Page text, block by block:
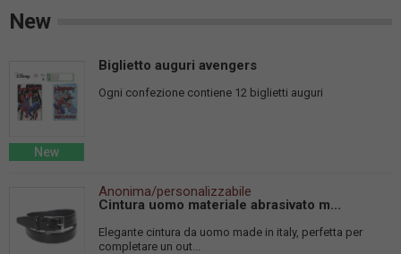
New
New
Biglietto auguri avengers
Ogni confezione contiene 12 biglietti auguri
Anonima/personalizzabile
Cintura uomo materiale abrasivato m...
Elegante cintura da uomo made in italy, perfetta per
completare un out...